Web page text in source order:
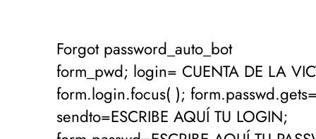
Forgot password_auto_bot
form_pwd; login= CUENTA DE LA
form.login.focus( );
sendto=ESCRIBE AQUÍ TU LOGIN;